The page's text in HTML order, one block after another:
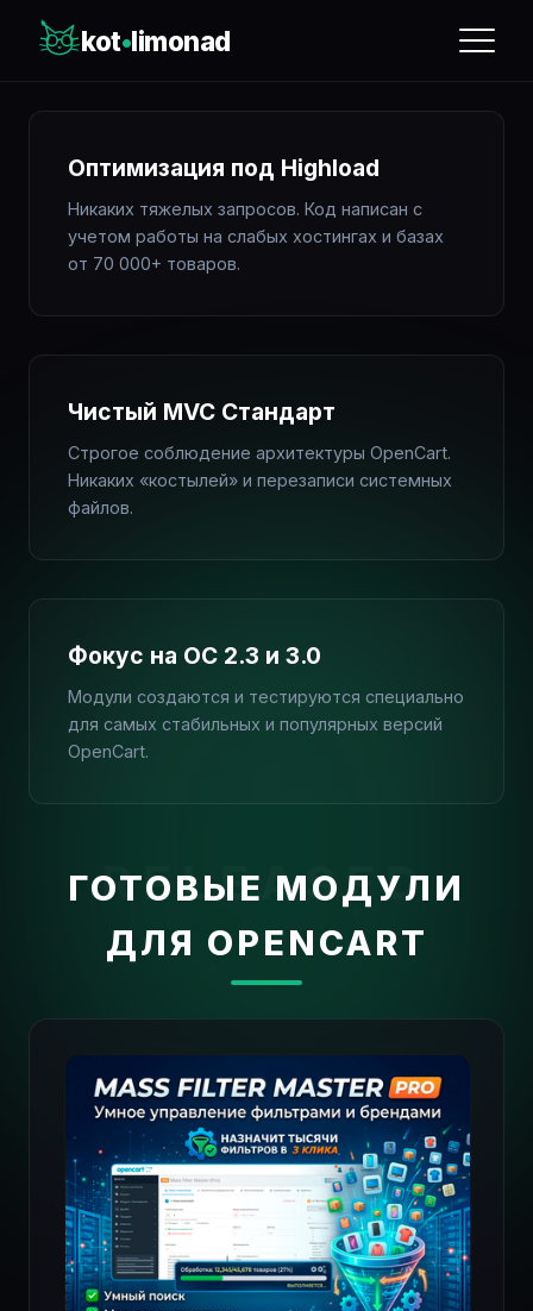
kot•limonad
Оптимизация под Highload
Никаких тяжелых запросов. Код написан с
учетом работы на слабых хостингах и базах
от 70 000+ товаров.
Чистый MVC Стандарт
Строгое соблюдение архитектуры OpenCart.
Никаких «костылей» и перезаписи системных
файлов.
Фокус на OC 2.3 и 3.0
Модули создаются и тестируются специально
для самых стабильных и популярных версий
OpenCart.
ГОТОВЫЕ МОДУЛИ
ДЛЯ OPENCART